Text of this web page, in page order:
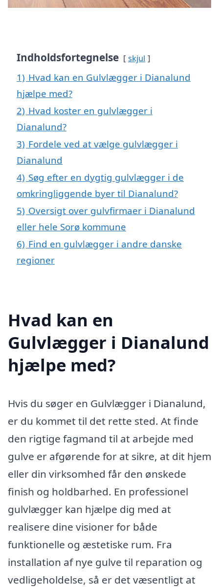
Indholdsfortegnelse skjul
1) Hvad kan en Gulvlægger i Dianalund
hjælpe med?
2) Hvad koster en gulvlægger i
Dianalund?
3) Fordele ved at vælge gulvlægger i
Dianalund
4) Søg efter en dygtig gulvlægger i de
omkringliggende byer til Dianalund?
5) Oversigt over gulvfirmaer i Dianalund
eller hele Sorø kommune
6) Find en gulvlægger i andre danske
regioner
Hvad kan en
Gulvlægger i Dianalund
hjælpe med?
Hvis du søger en Gulvlægger i Dianalund,
er du kommet til det rette sted. At finde
den rigtige fagmand til at arbejde med
gulve er afgørende for at sikre, at dit hjem
eller din virksomhed får den ønskede
finish og holdbarhed. En professionel
gulvlægger kan hjælpe dig med at
realisere dine visioner for både
funktionelle og æstetiske rum. Fra
installation af nye gulve til reparation og
vedligeholdelse, så er det væsentligt at